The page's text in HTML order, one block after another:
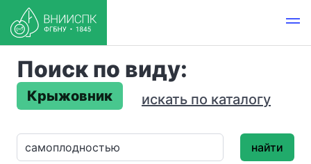
Поиск по виду:
Крыжовник искать по каталогу
найти